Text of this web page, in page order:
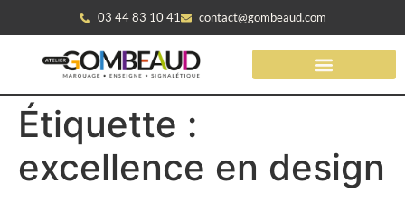
03 44 83 10 41 contact@gombeaud.com
Étiquette :
excellence en design